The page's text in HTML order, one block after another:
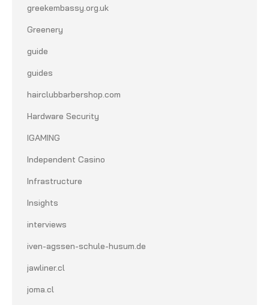
greekembassy.org.uk
Greenery
guide
guides
hairclubbarbershop.com
Hardware Security
IGAMING
Independent Casino
Infrastructure
Insights
interviews
iven-agssen-schule-husum.de
jawliner.cl
joma.cl